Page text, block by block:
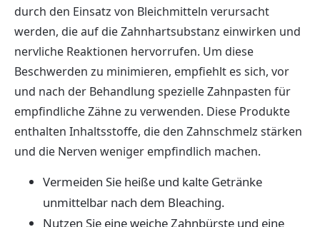
durch den Einsatz von Bleichmitteln verursacht
werden, die auf die Zahnhartsubstanz einwirken und
nervliche Reaktionen hervorrufen. Um diese
Beschwerden zu minimieren, empfiehlt es sich, vor
und nach der Behandlung spezielle Zahnpasten für
empfindliche Zähne zu verwenden. Diese Produkte
enthalten Inhaltsstoffe, die den Zahnschmelz stärken
und die Nerven weniger empfindlich machen.
Vermeiden Sie heiße und kalte Getränke
unmittelbar nach dem Bleaching.
Nutzen Sie eine weiche Zahnbürste und eine